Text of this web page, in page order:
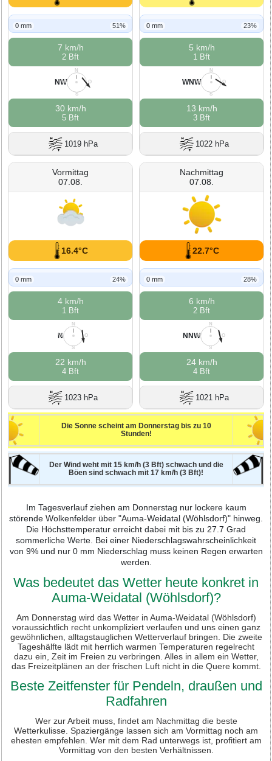
0 mm 51%
7 km/h
2 Bft
N
O
S
W
NW
30 km/h
5 Bft
1019 hPa
0 mm 23%
5 km/h
1 Bft
N
O
S
W
WNW
13 km/h
3 Bft
1022 hPa
Vormittag
07.08.
16.4°C
0 mm 24%
4 km/h
1 Bft
N
O
S
W
N
22 km/h
4 Bft
1023 hPa
Nachmittag
07.08.
22.7°C
0 mm 28%
6 km/h
2 Bft
N
O
S
W
NNW
24 km/h
4 Bft
1021 hPa
Die Sonne scheint am Donnerstag bis zu 10
Stunden!
Der Wind weht mit 15 km/h (3 Bft) schwach und die
Böen sind schwach mit 17 km/h (3 Bft)!
Im Tagesverlauf ziehen am Donnerstag nur lockere kaum
störende Wolkenfelder über "Auma-Weidatal (Wöhlsdorf)" hinweg.
Die Höchsttemperatur erreicht dabei mit bis zu 27.7 Grad
sommerliche Werte. Bei einer Niederschlagswahrscheinlichkeit
von 9% und nur 0 mm Niederschlag muss keinen Regen erwarten
werden.
Was bedeutet das Wetter heute konkret in
Auma-Weidatal (Wöhlsdorf)?
Am Donnerstag wird das Wetter in Auma-Weidatal (Wöhlsdorf)
voraussichtlich recht unkompliziert verlaufen und uns einen ganz
gewöhnlichen, alltagstauglichen Wetterverlauf bringen. Die zweite
Tageshälfte lädt mit herrlich warmen Temperaturen regelrecht
dazu ein, Zeit im Freien zu verbringen. Alles in allem ein Wetter,
das Freizeitplänen an der frischen Luft nicht in die Quere kommt.
Beste Zeitfenster für Pendeln, draußen und
Radfahren
Wer zur Arbeit muss, findet am Nachmittag die beste
Wetterkulisse. Spaziergänge lassen sich am Vormittag noch am
ehesten empfehlen. Wer mit dem Rad unterwegs ist, profitiert am
Vormittag von den besten Verhältnissen.